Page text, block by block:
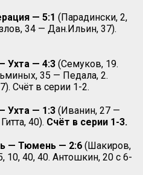
— 5:1 (Парадински, 2,
34 — Дан.Ильин, 37).
Ухта — 4:3 (Семуков, 19.
35 — Педала, 2.
Счёт в серии 1-2.
Ухта — 1:3 (Иванин, 27 —
40). Счёт в серии 1-3.
— Тюмень — 2:6 (Шакиров,
10, 40, 40. Антошкин, 20 с 6-